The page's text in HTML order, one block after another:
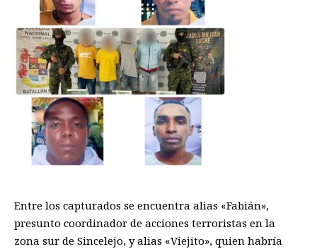
Entre los capturados se encuentra alias «Fabián»,
presunto coordinador de acciones terroristas en la
zona sur de Sincelejo, y alias «Viejito», quien habría